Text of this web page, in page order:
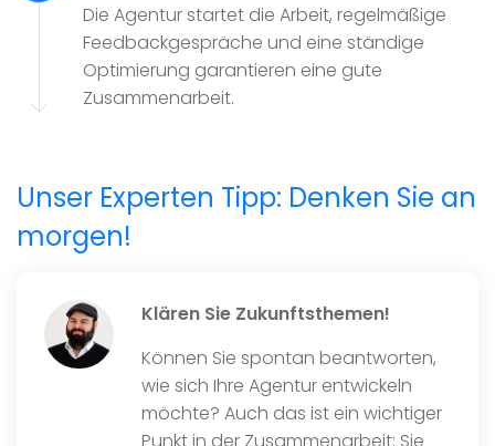
Die Agentur startet die Arbeit, regelmäßige
Feedbackgespräche und eine ständige
Optimierung garantieren eine gute
Zusammenarbeit.
Unser Experten Tipp: Denken Sie an
morgen!
Klären Sie Zukunftsthemen!
Können Sie spontan beantworten,
wie sich Ihre Agentur entwickeln
möchte? Auch das ist ein wichtiger